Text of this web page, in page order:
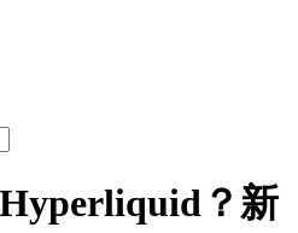
？新